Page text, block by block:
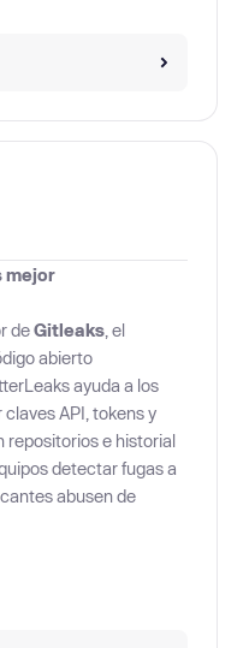
mejor
deGitleaks , el
abierto
ayuda a los
API, tokens y
repositorios e historial
detectar fugas a
abusen de